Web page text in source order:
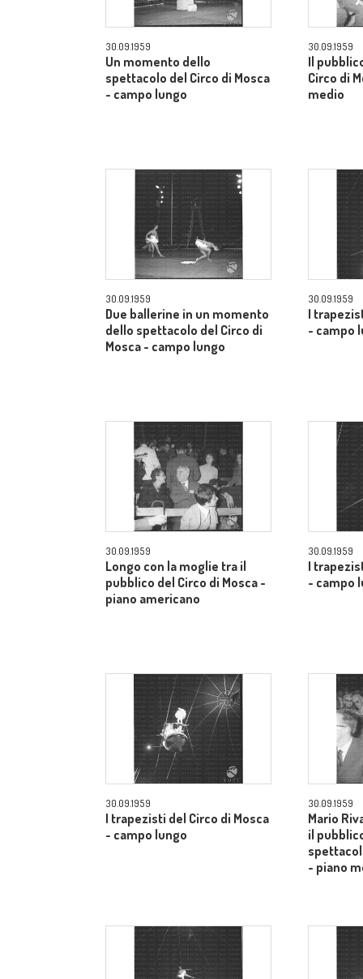
30.09.1959
Un momento dello
spettacolo del Circo di Mosca
- campo lungo
30.09.1959
Il
Circo di
medio
30.09.1959
Due ballerine in un momento
dello spettacolo del Circo di
Mosca - campo lungo
30.09.1959
I
- campo
30.09.1959
Longo con la moglie tra il
pubblico del Circo di Mosca -
piano americano
30.09.1959
I
- campo
30.09.1959
I trapezisti del Circo di Mosca
- campo lungo
30.09.1959
Mario
il
- piano